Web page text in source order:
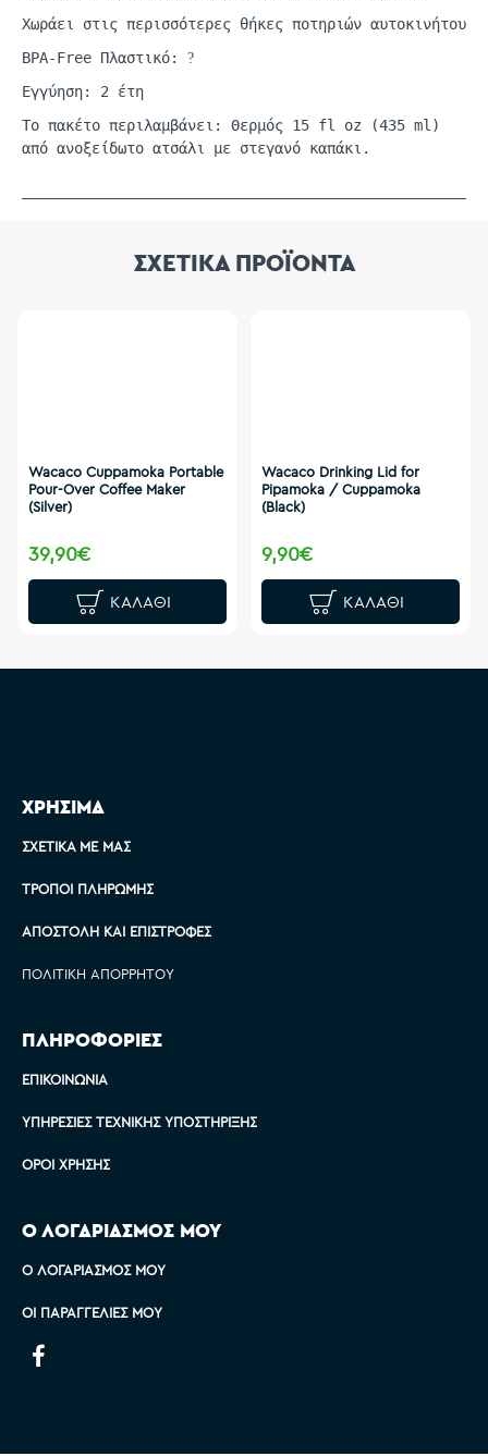
Χωράει στις περισσότερες θήκες ποτηριών αυτοκινήτου
BPA-Free Πλαστικό: ?
Εγγύηση: 2 έτη
Το πακέτο περιλαμβάνει: Θερμός 15 fl oz (435 ml )
από ανοξείδωτο ατσάλι με στεγανό καπάκι.
ΣΧΕΤΙΚΑ ΠΡΟΪΟΝΤΑ
Wacaco Cuppamoka Portable
Pour-Over Coffee Maker
(Silver)
39,90€
ΚΑΛΆΘΙ
Wacaco Drinking Lid for
Pipamoka / Cuppamoka
(Black)
9,90€
ΚΑΛΆΘΙ
ΧΡΗΣΙΜΑ
ΣΧΕΤΙΚΆ ΜΕ ΜΑΣ
ΤΡΌΠΟΙ ΠΛΗΡΩΜΉΣ
ΑΠΟΣΤΟΛΉ ΚΑΙ ΕΠΙΣΤΡΟΦΈΣ
ΠΟΛΙΤΙΚΉ ΑΠΟΡΡΉΤΟΥ
ΠΛΗΡΟΦΟΡΙΕΣ
ΕΠΙΚΟΙΝΩΝΊΑ
ΥΠΗΡΕΣΊΕΣ ΤΕΧΝΙΚΉΣ ΥΠΟΣΤΉΡΙΞΗΣ
ΌΡΟΙ ΧΡΉΣΗΣ
Ο ΛΟΓΑΡΙΑΣΜΟΣ ΜΟΥ
Ο ΛΟΓΑΡΙΑΣΜΌΣ ΜΟΥ
ΟΙ ΠΑΡΑΓΓΕΛΊΕΣ ΜΟΥ